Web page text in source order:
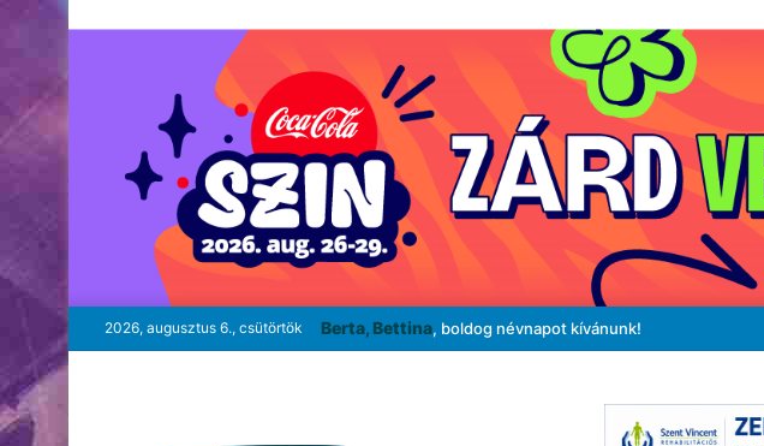
2026, augusztus 6., csütörtök Berta, Bettina, boldog névnapot kívánunk!